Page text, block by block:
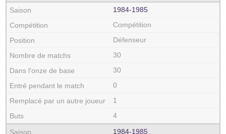
1984‑1985
Compétition
Défenseur
30
30
0
1
4
1984‑1985